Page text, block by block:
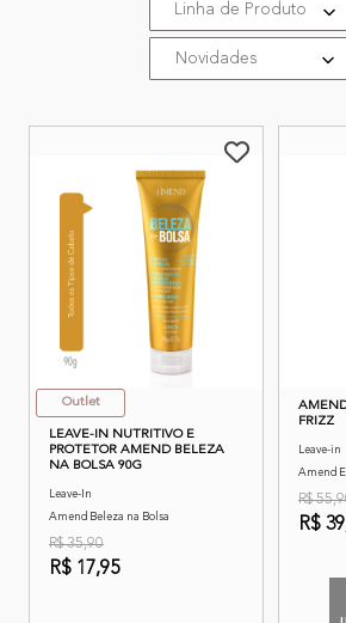
Linha de Produto
Outlet
LEAVE-IN NUTRITIVO E
PROTETOR AMEND BELEZA
NA BOLSA 90G
Leave-In
Amend Beleza na Bolsa
R$ 35,90
R$ 17,95
FRIZZ
Leave-in
Amend
R$
R$